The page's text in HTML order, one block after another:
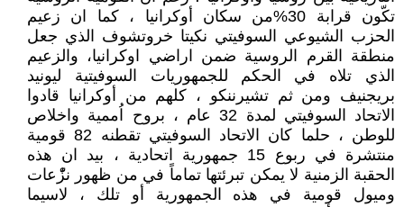
تكّون قرابة 30%من سكان أوكرانيا ، كما ان زعيم
الحزب الشيوعي السوفيتي نكيتا خروتشوف الذي جعل
منطقة القرم الروسية ضمن اراضي اوكرانيا، والزعيم
الذي تلاه في الحكم للجمهوريات السوفيتية ليونيد
بريجنيف ومن ثم تشيرننكو ، كلهم من أوكرانيا قادوا
الاتحاد السوفيتي لمدة 32 عام ، بروح اُممية واخلاص
للوطن ، حلما كان الاتحاد السوفيتي تقطنه 82 قومية
منتشرة في ربوع 15 جمهورية اتحادية ، بيد ان هذه
الحقبة الزمنية لا يمكن تبرئتها تماماً في من ظهور نزّْعات
وميول قومية في هذه الجمهورية أو تلك ، لاسيما